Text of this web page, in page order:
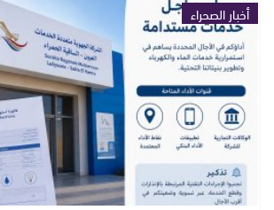
أخبار الصحراء